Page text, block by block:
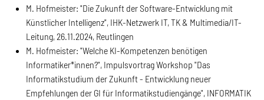
M. Hofmeister: "Die Zukunft der Software-Entwicklung mit
Künstlicher Intelligenz", IHK-Netzwerk IT, TK & Multimedia/IT-
Leitung, 26.11.2024, Reutlingen
M. Hofmeister: "Welche KI-Kompetenzen benötigen
Informatiker*innen?", Impulsvortrag Workshop "Das
Informatikstudium der Zukunft - Entwicklung neuer
Empfehlungen der GI für Informatikstudiengänge", INFORMATIK